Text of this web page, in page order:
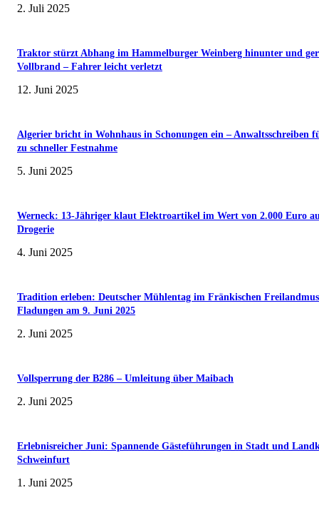
2. Juli 2025
Traktor stürzt Abhang im Hammelburger Weinberg hinunter und
Vollbrand – Fahrer leicht verletzt
12. Juni 2025
Algerier bricht in Wohnhaus in Schonungen ein – Anwaltsschreiben
zu schneller Festnahme
5. Juni 2025
Werneck: 13-Jähriger klaut Elektroartikel im Wert von 2.000 Euro
Drogerie
4. Juni 2025
Tradition erleben: Deutscher Mühlentag im Fränkischen
Fladungen am 9. Juni 2025
2. Juni 2025
Vollsperrung der B286 – Umleitung über Maibach
2. Juni 2025
Erlebnisreicher Juni: Spannende Gästeführungen in Stadt und
Schweinfurt
1. Juni 2025